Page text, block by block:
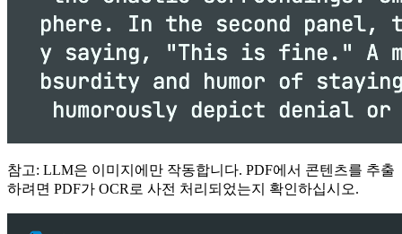
참고: LLM은 이미지에만 작동합니다. PDF에서 콘텐츠를 추출
하려면 PDF가 OCR로 사전 처리되었는지 확인하십시오.